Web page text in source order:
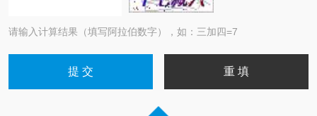
请输入计算结果（填写阿拉伯数字），如：三加四=7